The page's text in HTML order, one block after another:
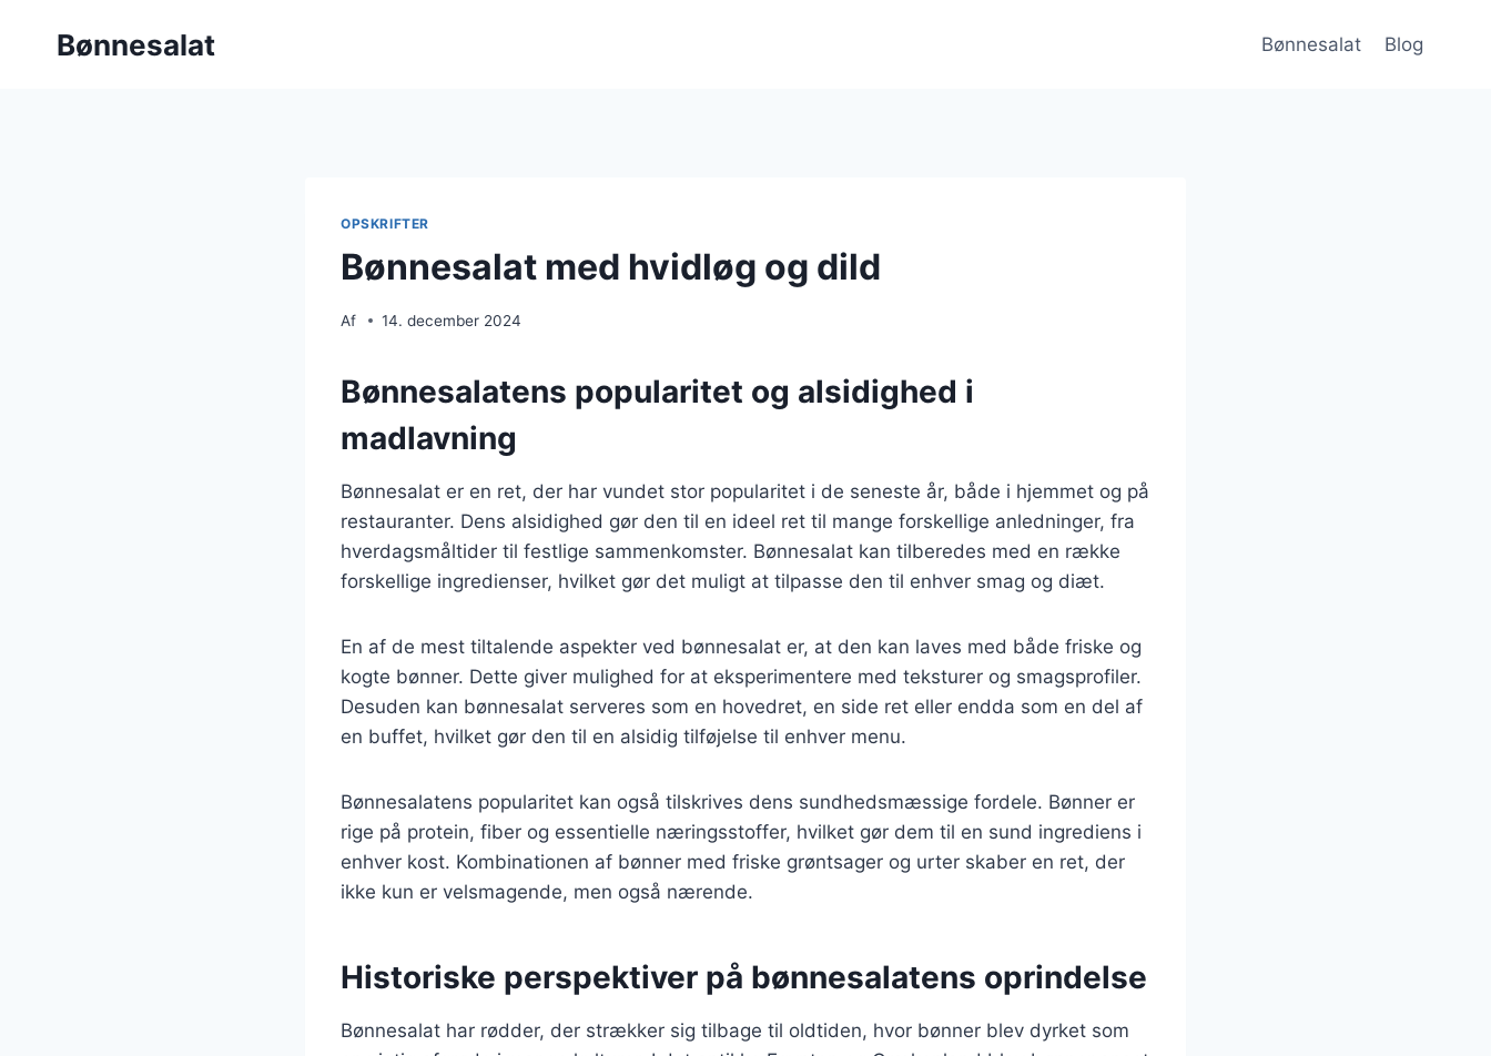
Bønnesalat Bønnesalat Blog
OPSKRIFTER
Bønnesalat med hvidløg og dild
Af 14. december 2024
Bønnesalatens popularitet og alsidighed i
madlavning
Bønnesalat er en ret, der har vundet stor popularitet i de seneste år, både i hjemmet og på
restauranter. Dens alsidighed gør den til en ideel ret til mange forskellige anledninger, fra
hverdagsmåltider til festlige sammenkomster. Bønnesalat kan tilberedes med en række
forskellige ingredienser, hvilket gør det muligt at tilpasse den til enhver smag og diæt.
En af de mest tiltalende aspekter ved bønnesalat er, at den kan laves med både friske og
kogte bønner. Dette giver mulighed for at eksperimentere med teksturer og smagsprofiler.
Desuden kan bønnesalat serveres som en hovedret, en side ret eller endda som en del af
en buffet, hvilket gør den til en alsidig tilføjelse til enhver menu.
Bønnesalatens popularitet kan også tilskrives dens sundhedsmæssige fordele. Bønner er
rige på protein, fiber og essentielle næringsstoffer, hvilket gør dem til en sund ingrediens i
enhver kost. Kombinationen af bønner med friske grøntsager og urter skaber en ret, der
ikke kun er velsmagende, men også nærende.
Historiske perspektiver på bønnesalatens oprindelse
Bønnesalat har rødder, der strækker sig tilbage til oldtiden, hvor bønner blev dyrket som